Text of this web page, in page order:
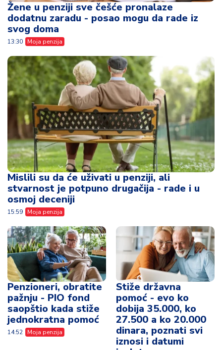
Žene u penziji sve češće pronalaze
dodatnu zaradu - posao mogu da rade iz
svog doma
13:30 Moja penzija
Mislili su da će uživati u penziji, ali
stvarnost je potpuno drugačija - rade i u
osmoj deceniji
15:59 Moja penzija
Penzioneri, obratite
pažnju - PIO fond
saopštio kada stiže
jednokratna pomoć
14:52 Moja penzija
Stiže državna
pomoć - evo ko
dobija 35.000, ko
27.500 a ko 20.000
dinara, poznati svi
iznosi i datumi